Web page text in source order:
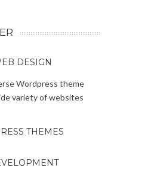
DESIGN
Wordpress theme
variety of websites
THEMES